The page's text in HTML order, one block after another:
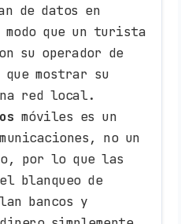
de datos en
modo que un turista
su operador de
mostrar su
red local.
móviles es un
no un
por lo que las
blanqueo de
bancos y